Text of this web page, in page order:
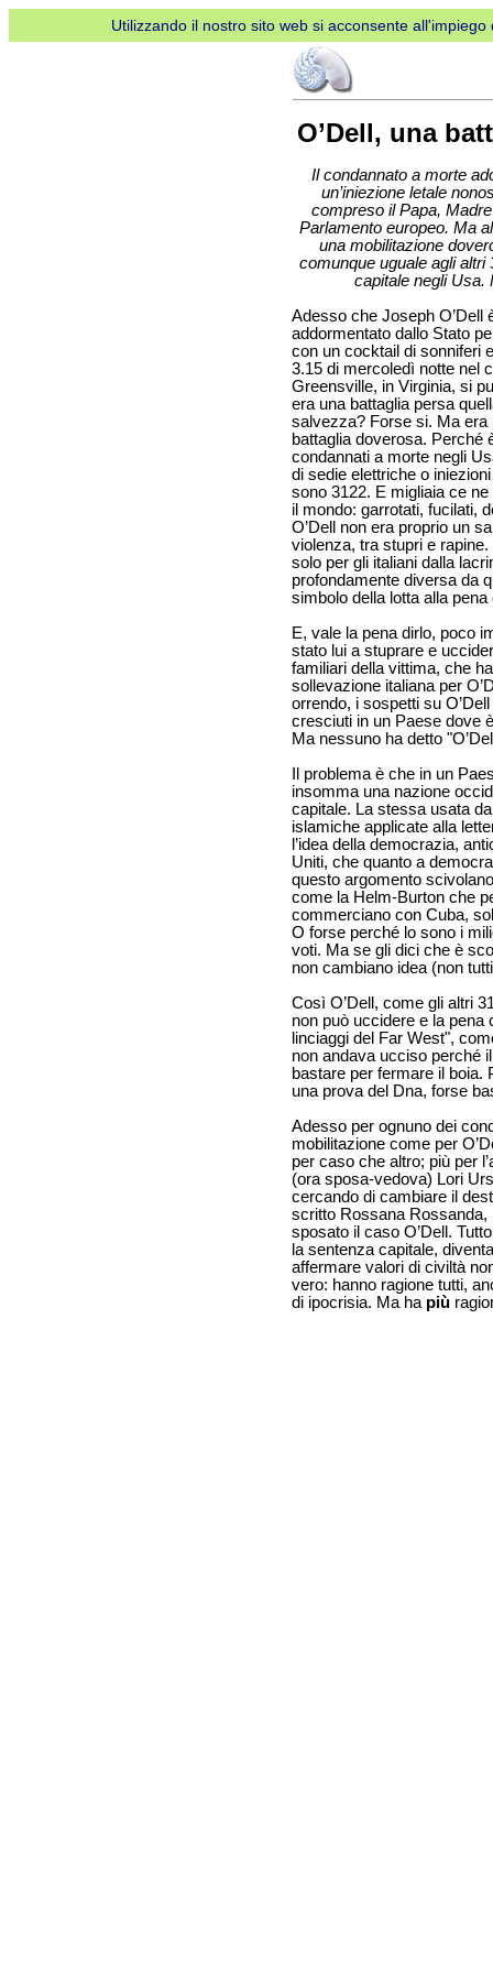
Utilizzando il nostro sito web si acconsente
O’Dell, una
Il condannato a morte
un’iniezione letale
compreso il Papa,
Parlamento europeo. Ma
una mobilitazione
comunque uguale agli altri
capitale negli Usa.
Adesso che Joseph O’Dell
addormentato dallo Stato
con un cocktail di sonniferi
3.15 di mercoledì notte nel
Greensville, in Virginia, si
era una battaglia persa
salvezza? Forse si. Ma era
battaglia doverosa. Perché
condannati a morte negli
di sedie elettriche o
sono 3122. E migliaia ce ne
il mondo: garrotati, fucilati,
O’Dell non era proprio un
violenza, tra stupri e
solo per gli italiani dalla
profondamente diversa da
simbolo della lotta alla pena
E, vale la pena dirlo, poco
stato lui a stuprare e
familiari della vittima, che
sollevazione italiana per
orrendo, i sospetti su
cresciuti in un Paese dove
Ma nessuno ha detto
Il problema è che in un
insomma una nazione
capitale. La stessa usata
islamiche applicate alla
l’idea della democrazia,
Uniti, che quanto a
questo argomento
come la Helm-Burton che
commerciano con Cuba,
O forse perché lo sono i
voti. Ma se gli dici che è
non cambiano idea (non
Così O’Dell, come gli altri
non può uccidere e la pena
linciaggi del Far West",
non andava ucciso perché
bastare per fermare il boia.
una prova del Dna, forse
Adesso per ognuno dei
mobilitazione come per
per caso che altro; più per
(ora sposa-vedova) Lori
cercando di cambiare il
scritto Rossana Rossanda,
sposato il caso O’Dell.
la sentenza capitale,
affermare valori di civiltà
vero: hanno ragione tutti,
di ipocrisia. Ma ha più